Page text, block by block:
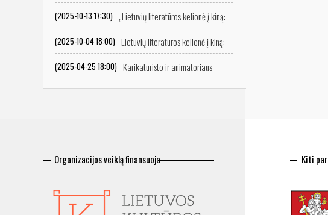
(2025-10-13 17:30) „Lietuvių literatūros kelionė į kiną:
(2025-10-04 18:00) Lietuvių literatūros kelionė į kiną:
(2025-04-25 18:00) Karikatūristo ir animatoriaus
Vitalijaus Suchockio retrospektyvinė filmų programa
Organizacijos veiklą finansuoja Kiti